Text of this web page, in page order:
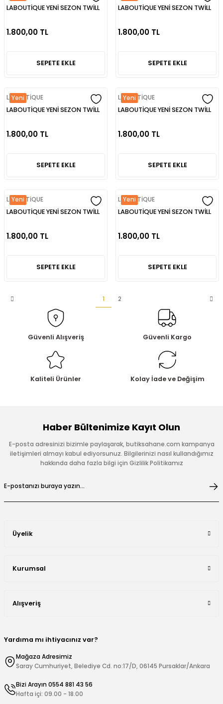
LABOUTİQUE YENİ SEZON TWİLL
1.800,00 TL
SEPETE EKLE
LABOUTİQUE YENİ SEZON TWİLL
1.800,00 TL
SEPETE EKLE
Yeni
LABOUTİQUE
LABOUTİQUE YENİ SEZON TWİLL
1.800,00 TL
SEPETE EKLE
Yeni
LABOUTİQUE
LABOUTİQUE YENİ SEZON TWİLL
1.800,00 TL
SEPETE EKLE
Yeni
LABOUTİQUE
LABOUTİQUE YENİ SEZON TWİLL
1.800,00 TL
SEPETE EKLE
Yeni
LABOUTİQUE
LABOUTİQUE YENİ SEZON TWİLL
1.800,00 TL
SEPETE EKLE
1 2
Güvenli Alışveriş Güvenli Kargo
Kaliteli Ürünler Kolay İade ve Değişim
Haber Bültenimize Kayıt Olun
E-posta adresinizi bizimle paylaşarak, butiksahane.com kampanya
iletişimleri almayı kabul ediyorsunuz. Bilgilerinizi nasıl kullandığımız
hakkında daha fazla bilgi için Gizlilik Politikamız
Üyelik
Kurumsal
Alışveriş
Yardıma mı ihtiyacınız var?
Mağaza Adresimiz
Saray Cumhuriyet, Belediye Cd. no:17/D, 06145 Pursaklar/Ankara
Bizi Arayın 0554 881 43 56
Hafta içi: 09.00 - 18.00